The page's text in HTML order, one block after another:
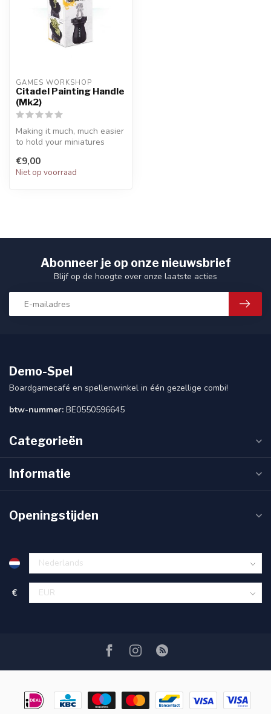
GAMES WORKSHOP
Citadel Painting Handle
(Mk2)
Making it much, much easier
to hold your miniatures
them...
€9,00
Niet op voorraad
Abonneer je op onze nieuwsbrief
Blijf op de hoogte over onze laatste acties
Demo-Spel
Boardgamecafé en spellenwinkel in één gezellige combi!
btw-nummer: BE0550596645
Categorieën
Informatie
Openingstijden
€